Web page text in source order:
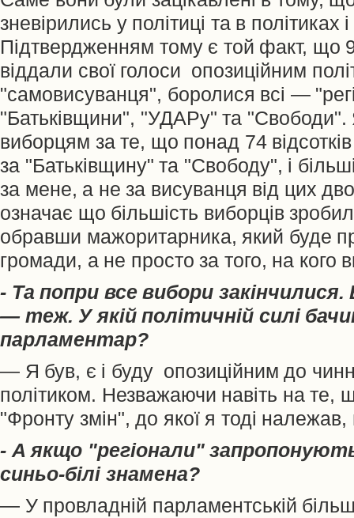
зневірились у політиці та в
Підтвердженням тому є той факт, що
віддали свої голоси опозиційним
"самовисуванця", боролися всі —
"Батьківщини", "УДАРу" та
виборцям за те, що понад 74
за "Батьківщину" та "Свободу", і
за мене, а не за висуванця від цих
означає що більшість виборців
обравши мажоритарника, який буде
громади, а не просто за того, на кого
- Та попри все вибори
— теж. У якій політичній силі
парламентар?
— Я був, є і буду опозиційним до
політиком. Незважаючи навіть на те,
"Фронту змін", до якої я тоді
- А якщо "регіонали"
синьо-білі знамена?
— У провладній парламентській